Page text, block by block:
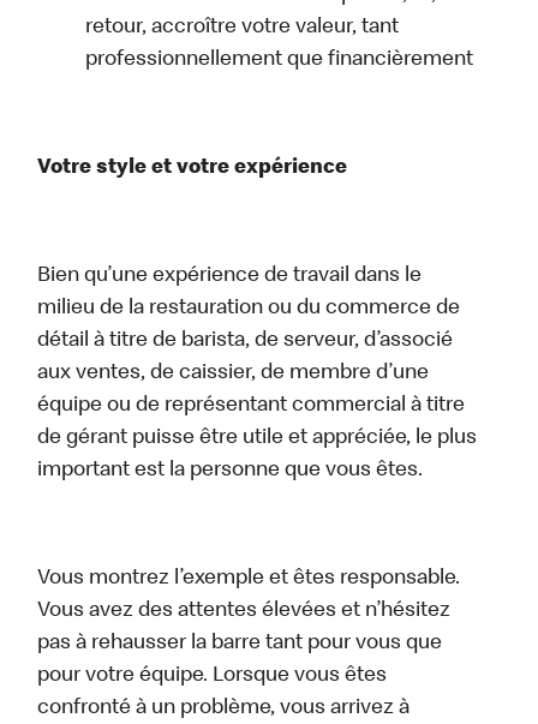
retour, accroître votre valeur, tant
professionnellement que financièrement
Votre style et votre expérience
Bien qu’une expérience de travail dans le
milieu de la restauration ou du commerce de
détail à titre de barista, de serveur, d’associé
aux ventes, de caissier, de membre d’une
équipe ou de représentant commercial à titre
de gérant puisse être utile et appréciée, le plus
important est la personne que vous êtes.
Vous montrez l’exemple et êtes responsable.
Vous avez des attentes élevées et n’hésitez
pas à rehausser la barre tant pour vous que
pour votre équipe. Lorsque vous êtes
confronté à un problème, vous arrivez à